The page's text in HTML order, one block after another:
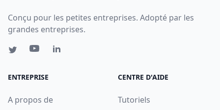
Conçu pour les petites entreprises. Adopté par les
grandes entreprises.
ENTREPRISE
A propos de
CENTRE D'AIDE
Tutoriels